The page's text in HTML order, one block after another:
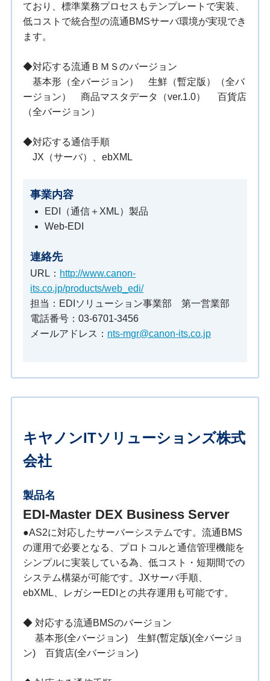
ており、標準業務プロセスもテンプレートで実装、
低コストで統合型の流通BMSサーバ環境が実現でき
ます。
◆対応する流通ＢＭＳのバージョン
基本形（全バージョン） 生鮮（暫定版）（全バ
ージョン） 商品マスタデータ（ver.1.0） 百貨店
（全バージョン）
◆対応する通信手順
JX（サーバ）、ebXML
事業内容
EDI（通信＋XML）製品
Web-EDI
連絡先
URL： http://www.canon-
its.co.jp/products/web_edi/
担当：EDIソリューション事業部 第一営業部
電話番号：03-6701-3456
メールアドレス： nts-mgr@canon-its.co.jp
キヤノンITソリューションズ株式
会社
製品名
EDI-Master DEX Business Server
●AS2に対応したサーバーシステムです。流通BMS
の運用で必要となる、プロトコルと通信管理機能を
シンプルに実装している為、低コスト・短期間での
システム構築が可能です。JXサーバ手順、
ebXML、レガシーEDIとの共存運用も可能です。
◆ 対応する流通BMSのバージョン
基本形(全バージョン) 生鮮(暫定版)(全バージョ
ン) 百貨店(全バージョン)